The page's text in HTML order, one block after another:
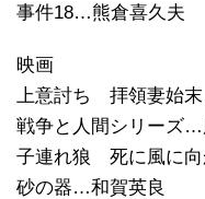
事件18…熊倉喜久夫
映画
上意討ち 拝領妻始
戦争と人間シリーズ…
子連れ狼 死に風に
砂の器…和賀英良